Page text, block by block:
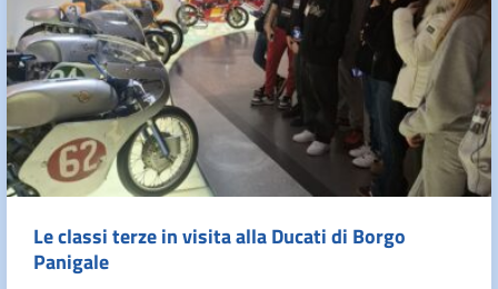
Le classi terze in visita alla Ducati di Borgo
Panigale